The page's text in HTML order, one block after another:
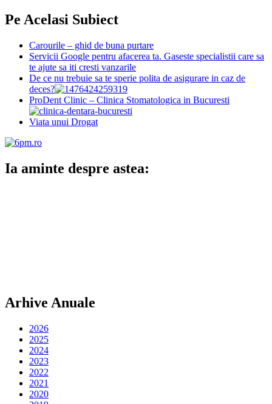
Pe Acelasi Subiect
Carourile – ghid de buna purtare
Servicii Google pentru afacerea ta. Gaseste specialistii care sa
te ajute sa iti cresti vanzarile
De ce nu trebuie sa te sperie polita de asigurare in caz de
deces?
ProDent Clinic – Clinica Stomatologica in Bucuresti
Viata unui Drogat
Ia aminte despre astea:
Arhive Anuale
2026
2025
2024
2023
2022
2021
2020